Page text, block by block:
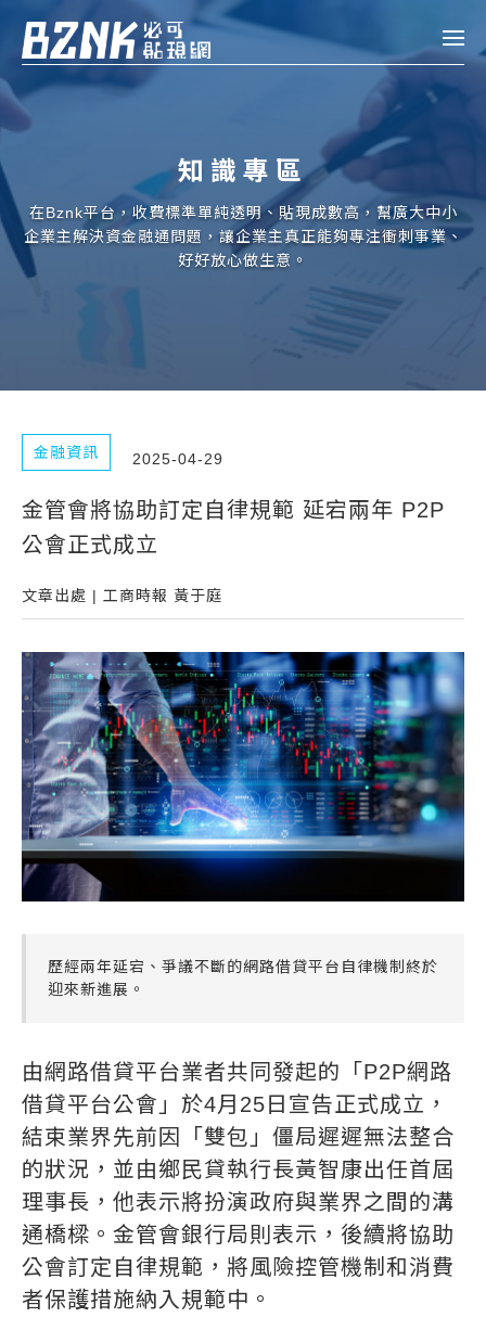
Bznk 必可貼現網
申貸
企業融資
房屋副擔保融資
常見問題
帳款轉讓
企業專案融資
平台操作
知識專區
平台介紹
註冊 登入
知識專區
在Bznk平台，收費標準單純透明、貼現成數高，幫廣大中小
企業主解決資金融通問題，讓企業主真正能夠專注衝刺事業、
好好放心做生意。
金融資訊 2025-04-29
金管會將協助訂定自律規範 延宕兩年 P2P
公會正式成立
文章出處 | 工商時報 黃于庭
歷經兩年延宕、爭議不斷的網路借貸平台自律機制終於
迎來新進展。
由網路借貸平台業者共同發起的「P2P網路
借貸平台公會」於4月25日宣告正式成立，
結束業界先前因「雙包」僵局遲遲無法整合
的狀況，並由鄉民貸執行長黃智康出任首屆
理事長，他表示將扮演政府與業界之間的溝
通橋樑。金管會銀行局則表示，後續將協助
公會訂定自律規範，將風險控管機制和消費
者保護措施納入規範中。